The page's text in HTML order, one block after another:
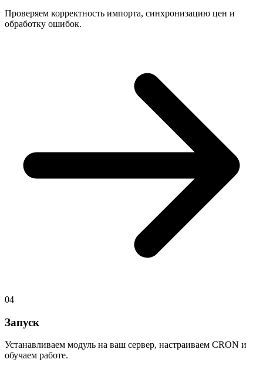
Проверяем корректность импорта, синхронизацию цен и
обработку ошибок.
04
Запуск
Устанавливаем модуль на ваш сервер, настраиваем CRON и
обучаем работе.